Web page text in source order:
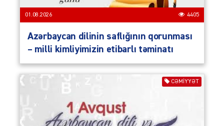
01.08.2026 4405
Azərbaycan dilinin saflığının qorunması
– milli kimliyimizin etibarlı təminatı
CƏMIYYƏT